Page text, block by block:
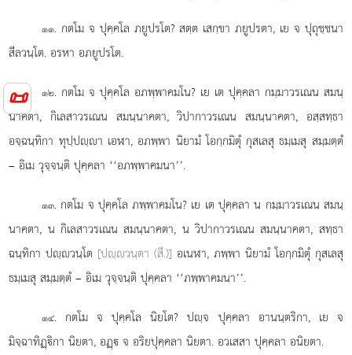
📜
๑๑. กตโม จ ปุคฺคโล ภยูปรโต? สตฺต เสกฺขา ภยูปรตา, เย จ ปุถุชฺชนา
สีลวนฺโต. อรหา อภยูปรโต.
๑๒. กตโม จ ปุคฺคโล อภพฺพาคมโน? เย เต ปุคฺคลา กมฺมาวรเณน สมนฺ
นาคตา, กิเลสาวรเณน สมนฺนาคตา, วิปากาวรเณน สมนฺนาคตา, อสฺสทฺธา
อจฺฉนฺทิกา ทุปฺปฺา เอฬา, อภพฺพา นิยามํ โอกฺกมิตุํ กุสเลสุ ธมฺเมสุ สมฺมตฺตํ
– อิเม วุจฺจนฺติ ปุคฺคลา ‘‘อภพฺพาคมนา’’.
๑๓. กตโม จ ปุคฺคโล ภพฺพาคมโน? เย เต ปุคฺคลา น กมฺมาวรเณน สมนฺ
นาคตา, น กิเลสาวรเณน สมนฺนาคตา, น วิปากาวรเณน สมนฺนาคตา, สทฺธา
ฉนฺทิกา ปฺวนฺโต [ปฺวนฺตา (สี.)] อเนฬา, ภพฺพา นิยามํ โอกฺกมิตุํ กุสเลสุ
ธมฺเมสุ สมฺมตฺตํ – อิเม วุจฺจนฺติ ปุคฺคลา ‘‘ภพฺพาคมนา’’.
๑๔. กตโมจ ปุคฺคโล นิยโต? ปฺจ ปุคฺคลา อานนฺตริกา, เย จ
มิจฺฉาทิฏฺิกา นิยตา, อฏฺ จ อริยปุคฺคลา นิยตา. อวเสสา ปุคฺคลา อนิยตา.